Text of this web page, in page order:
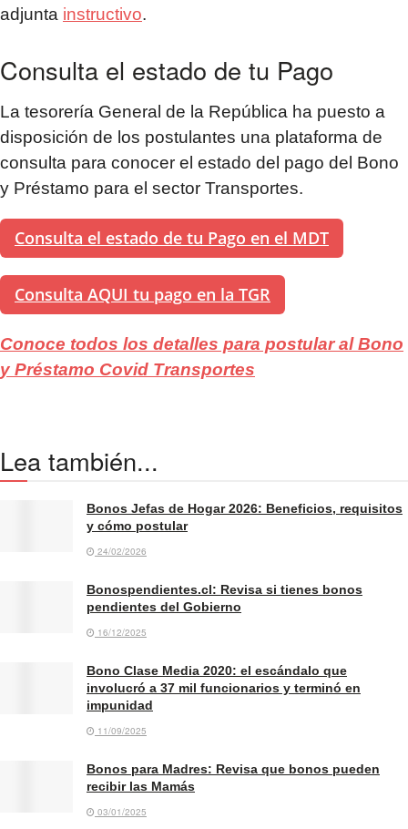
adjunta instructivo.
Consulta el estado de tu Pago
La tesorería General de la República ha puesto a
disposición de los postulantes una plataforma de
consulta para conocer el estado del pago del Bono
y Préstamo para el sector Transportes.
Consulta el estado de tu Pago en el MDT
Consulta AQUI tu pago en la TGR
Conoce todos los detalles para postular al Bono
y Préstamo Covid Transportes
Lea también...
Bonos Jefas de Hogar 2026: Beneficios, requisitos
y cómo postular
24/02/2026
Bonospendientes.cl: Revisa si tienes bonos
pendientes del Gobierno
16/12/2025
Bono Clase Media 2020: el escándalo que
involucró a 37 mil funcionarios y terminó en
impunidad
11/09/2025
Bonos para Madres: Revisa que bonos pueden
recibir las Mamás
03/01/2025